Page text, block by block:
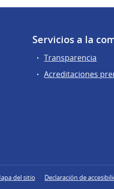
Servicios a la
Transparencia
Acreditaciones
del sitio Declaración de